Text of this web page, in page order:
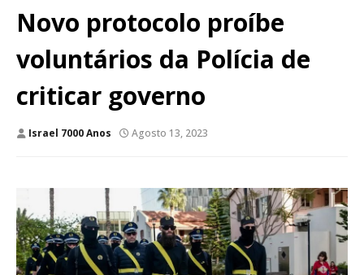
Novo protocolo proíbe
voluntários da Polícia de
criticar governo
Israel 7000 Anos Agosto 13, 2023